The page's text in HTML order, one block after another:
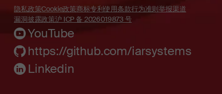
隐私政策Cookie政策商标专利使用条款行为准则举报渠道
漏洞披露政策沪 ICP 备 2026019873 号
YouTube
https://github.com/iarsystems
Linkedin